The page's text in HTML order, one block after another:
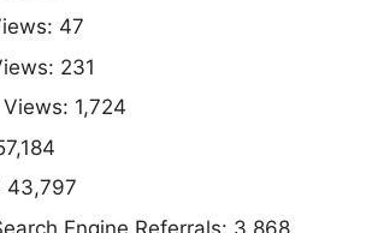
47
231
1,724
43,797
Engine Referrals: 3,868